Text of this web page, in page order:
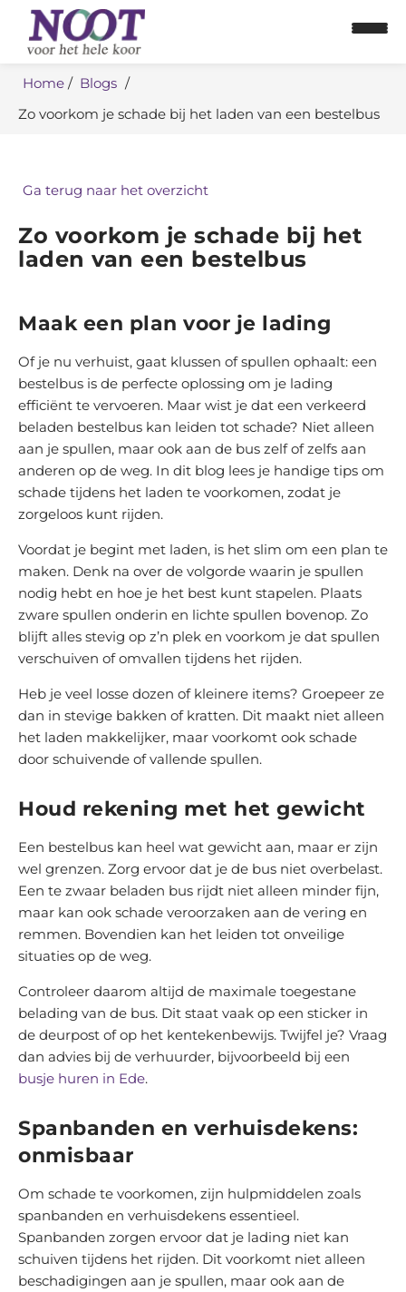
Home
Personenbus
Aanhangwagens
Bus leasen
Over ons
Contact
Home
Blogs
Zo voorkom je schade bij het laden van een bestelbus
Ga terug naar het overzicht
Zo voorkom je schade bij het
laden van een bestelbus
Of je nu verhuist, gaat klussen of spullen ophaalt: een
bestelbus is de perfecte oplossing om je lading
efficiënt te vervoeren. Maar wist je dat een verkeerd
beladen bestelbus kan leiden tot schade? Niet alleen
aan je spullen, maar ook aan de bus zelf of zelfs aan
anderen op de weg. In dit blog lees je handige tips om
schade tijdens het laden te voorkomen, zodat je
zorgeloos kunt rijden.
Maak een plan voor je lading
Voordat je begint met laden, is het slim om een plan te
maken. Denk na over de volgorde waarin je spullen
nodig hebt en hoe je het best kunt stapelen. Plaats
zware spullen onderin en lichte spullen bovenop. Zo
blijft alles stevig op z’n plek en voorkom je dat spullen
verschuiven of omvallen tijdens het rijden.
Heb je veel losse dozen of kleinere items? Groepeer ze
dan in stevige bakken of kratten. Dit maakt niet alleen
het laden makkelijker, maar voorkomt ook schade
door schuivende of vallende spullen.
Houd rekening met het gewicht
Een bestelbus kan heel wat gewicht aan, maar er zijn
wel grenzen. Zorg ervoor dat je de bus niet overbelast.
Een te zwaar beladen bus rijdt niet alleen minder fijn,
maar kan ook schade veroorzaken aan de vering en
remmen. Bovendien kan het leiden tot onveilige
situaties op de weg.
Controleer daarom altijd de maximale toegestane
belading van de bus. Dit staat vaak op een sticker in
de deurpost of op het kentekenbewijs. Twijfel je? Vraag
dan advies bij de verhuurder, bijvoorbeeld bij een
busje huren in Ede.
Spanbanden en verhuisdekens:
onmisbaar
Om schade te voorkomen, zijn hulpmiddelen zoals
spanbanden en verhuisdekens essentieel.
Spanbanden zorgen ervoor dat je lading niet kan
schuiven tijdens het rijden. Dit voorkomt niet alleen
beschadigingen aan je spullen, maar ook aan de